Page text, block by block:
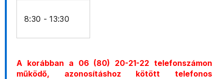
8:30 - 13:30
A korábban a 06 (80) 20-21-22 telefonszámon
működő, azonosításhoz kötött telefonos